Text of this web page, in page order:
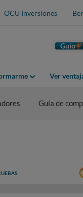
OCU Inversiones
Guio
Ver
Guía de